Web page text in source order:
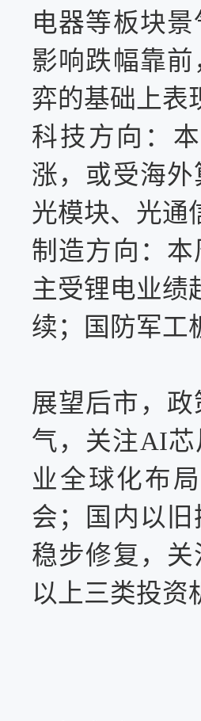
电器等板块
影响跌幅靠
弈的基础上表
科技方向：
涨， 或受海
光模块、光通
制造方向：
主受锂电业绩
续；国防军工
展望后市，
气，关注AI
业全球化布
会；国内以
稳步修复， 关
以上三类投资